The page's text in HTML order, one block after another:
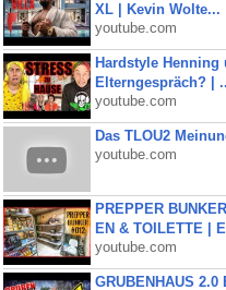
XL | Kevin Wolte...
youtube.com
Hardstyle
Elterngespräch? |
youtube.com
Das TLOU2
youtube.com
PREPPER
EN & TOILETTE |
youtube.com
GRUBENHAUS